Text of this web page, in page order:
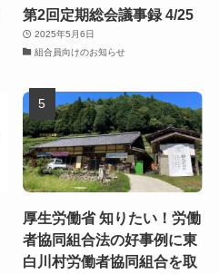
第2回定期総会議事録 4/25
2025年5月6日
組合員向けのお知らせ
厚生労働省 知りたい！労働
者協同組合法の好事例に東
白川村労働者協同組合を取